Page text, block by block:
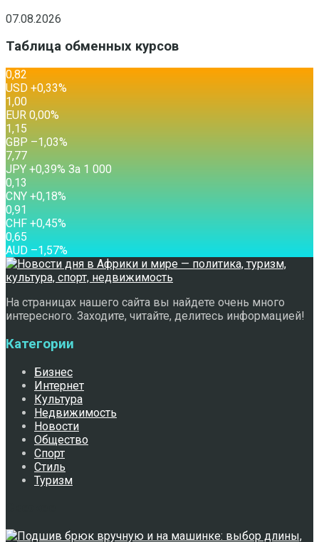
07.08.2026
Таблица обменных курсов
0,82
USD +0,33%
1,00
EUR 0,00%
1,15
GBP –1,03%
7,77
JPY +0,39% За 1 000
0,13
CNY +0,18%
0,91
CHF +0,45%
0,65
AUD –1,57%
На страницах нашего сайта вы найдете очень много
интересного. Заходите, читайте, делитесь информацией!
Категории
Бизнес
Интернет
Культура
Недвижимость
Новости
Общество
Спорт
Стиль
Туризм